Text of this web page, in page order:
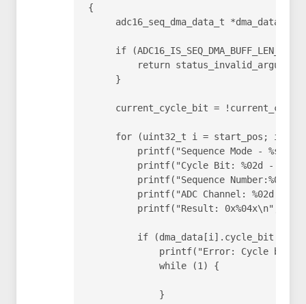
{
adc16_seq_dma_data_t *dma_data =
if
         return status_invalid_argument;
     }
current_cycle_bit =
for (uint32_t i = start_pos; i <
printf("Sequence Mode - %s -
printf("Cycle Bit: %02d - ",
printf("Sequence Number:%02d
printf("ADC Channel: %02d - ",
printf("Result: 0x%04x\n",
if (dma_data[i].cycle_bit !=
printf("Error: Cycle bit
             while (1) {
             }